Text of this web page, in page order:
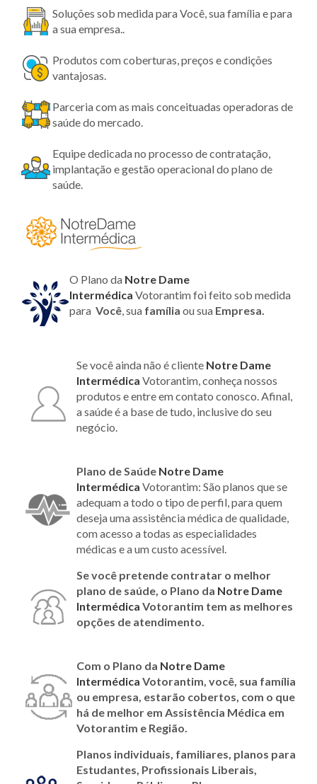
Soluções sob medida para Você, sua família e para
a sua empresa..
Produtos com coberturas, preços e condições
vantajosas.
Parceria com as mais conceituadas operadoras de
saúde do mercado.
Equipe dedicada no processo de contratação,
implantação e gestão operacional do plano de
saúde.
O Plano da Notre Dame
Intermédica Votorantim foi feito sob medida
para Você, sua família ou sua Empresa.
Se você ainda não é cliente Notre Dame
Intermédica Votorantim, conheça nossos
produtos e entre em contato conosco. Afinal,
a saúde é a base de tudo, inclusive do seu
negócio.
Plano de Saúde Notre Dame
Intermédica Votorantim: São planos que se
adequam a todo o tipo de perfil, para quem
deseja uma assistência médica de qualidade,
com acesso a todas as especialidades
médicas e a um custo acessível.
Se você pretende contratar o melhor
plano de saúde, o Plano da Notre Dame
Intermédica Votorantim tem as melhores
opções de atendimento.
Com o Plano da Notre Dame
Intermédica Votorantim, você, sua família
ou empresa, estarão cobertos, com o que
há de melhor em Assistência Médica em
Votorantim e Região.
Planos individuais, familiares, planos para
Estudantes, Profissionais Liberais,